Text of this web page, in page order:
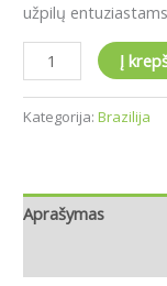
užpilų
Į
Kategorija: Brazilija
Aprašymas